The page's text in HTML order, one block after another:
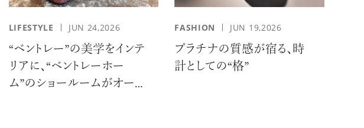
LIFESTYLE JUN 24,2026
“ベントレー”の美学をインテ
リアに、“ベントレーホー
ム”のショールームがオープ
FASHION JUN 19,2026
プラチナの質感が宿る、時
計としての“格”